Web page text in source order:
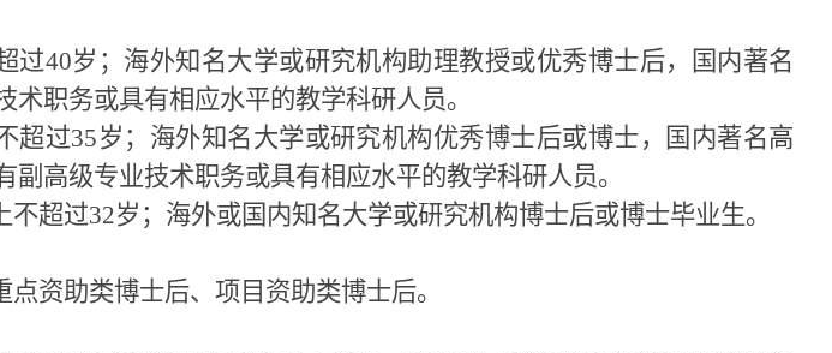
过40岁；海外知名大学或研究机构助理教授或优秀博士后，国内著名
职务或具有相应水平的教学科研人员。
超过35岁；海外知名大学或研究机构优秀博士后或博士，国内著名高
高级专业技术职务或具有相应水平的教学科研人员。
不超过32岁；海外或国内知名大学或研究机构博士后或博士毕业生。
资助类博士后、项目资助类博士后。